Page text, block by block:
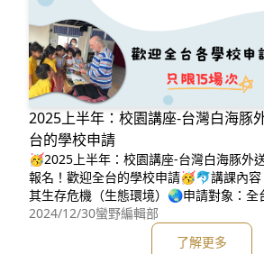
2025上半年：校園講座-台灣白海豚
台的學校申請
🥳2025上半年：校園講座-台灣白海豚外
報名！歡迎全台的學校申請🥳🐬講課內
其生存危機（生態環境）🌏申請對象：全
學校最多申請１場講座（若有剩餘場次，
講課對象：國小～大學生🖥講課方式：搭
講座時長：1-2堂課（兩堂課更豐富）🧒
2024/12/30蠻野編輯部
了解更多